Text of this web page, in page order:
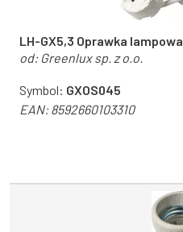
LH-GX5,3 Oprawka lampowa
od: Greenlux sp. z o.o.
Symbol: GXOS045
EAN:8592660103310